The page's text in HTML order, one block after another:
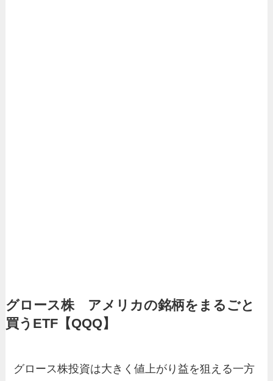
グロース株 アメリカの銘柄をまるごと
買うETF【QQQ】
グロース株投資は大きく値上がり益を狙える一方